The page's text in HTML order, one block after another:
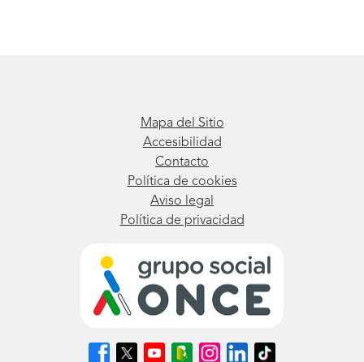
Mapa del Sitio
Accesibilidad
Contacto
Política de cookies
Aviso legal
Política de privacidad
SíguenosSíguenosSíguenosSíguenosSíguenosSíguenosSíguenos